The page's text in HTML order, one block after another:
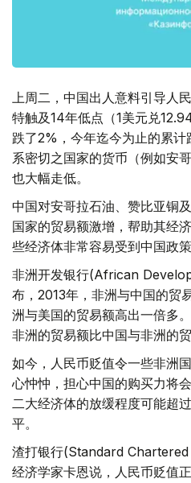
上周二，中国出人意料引导人
特触及14年低点（1美元兑
跌了2%，今年迄今为止的累
系密切之国家的货币（例如安
也大幅走低。
中国对安哥拉石油、赞比亚铜
国家的贸易额激增，帮助其经
些经济体非常容易受到中国政策
非洲开发银行(African
布，2013年，非洲与中国的贸
洲与美国的贸易额高出一倍多
非洲的贸易额比中国与非洲的
如今，人民币贬值令一些非洲
心忡忡，担心中国的购买力将
二大经济体的放缓程度可能超
平。
渣打银行(Standard
经济学家卡恩说，人民币贬值